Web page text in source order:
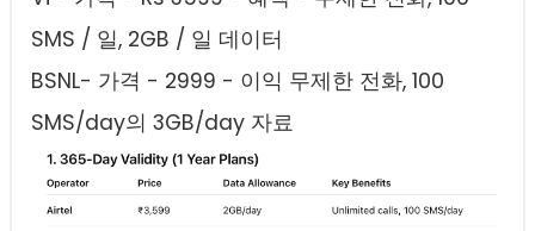
SMS / 일, 2GB / 일 데이터
BSNL- 가격 - 2999 - 이익 무제한 전화, 100
SMS/day의 3GB/day 자료